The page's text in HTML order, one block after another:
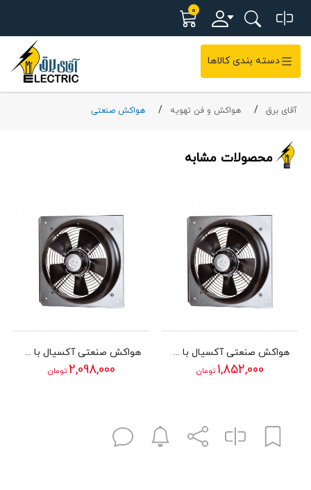
0
دسته بندی کالاها
آقای برق هواکش و فن تهویه هواکش صنعتی
محصولات مشابه
هواکش صنعتی آکسیال با قاب چهارگوش (طرح آلمان) دمنده سری VIF مدل 20V2S
1,852,000 تومان
هواکش صنعتی آکسیال با قاب چهارگوش (طرح آلمان) دمنده سری VIF مدل 25V2S
2,098,000تومان